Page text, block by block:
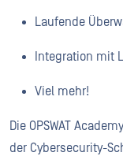
Laufende
Integration mit
Viel mehr!
Die OPSWAT
der Cybersecurity-